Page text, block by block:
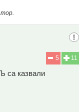
11
5
са казвали